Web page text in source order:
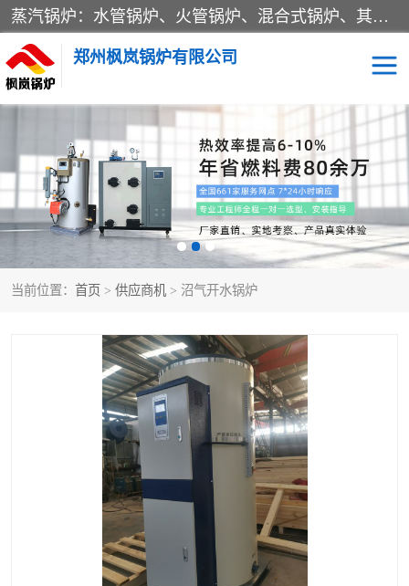
蒸汽锅炉：水管锅炉、火管锅炉、混合式锅炉、其他蒸汽锅炉； 热水锅炉：家用型集中供暖用热水锅炉、其他热水锅炉； 有机热载体锅炉； 船用蒸汽锅炉； （锅炉用辅助设备及装置）蒸汽冷凝器：表面冷凝器、混合式冷凝器、空冷式冷凝器、其他蒸汽冷凝器； 锅炉用辅助设备：节热器、蒸汽收集器、蓄能器、烟垢清除器、气体回收器、泥渣刮除器、空气预热器、其他锅炉用辅助设备；
郑州枫岚锅炉有限公司
当前位置： 首页 > 供应商机 > 沼气开水锅炉